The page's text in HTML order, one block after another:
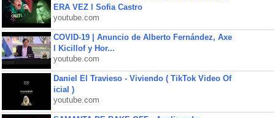
ERA VEZ l Sofia Castro
youtube.com
COVID-19 | Anuncio de Alberto Fernández, Axe
l Kicillof y Hor...
youtube.com
Daniel El Travieso - Viviendo ( TikTok Video Of
icial )
youtube.com